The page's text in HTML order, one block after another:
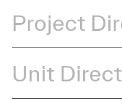
Project
Unit